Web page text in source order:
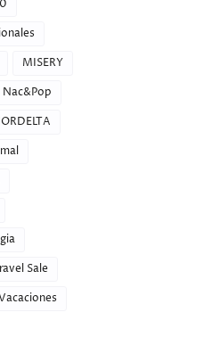
Y
MISERY
Nac&Pop
Sale